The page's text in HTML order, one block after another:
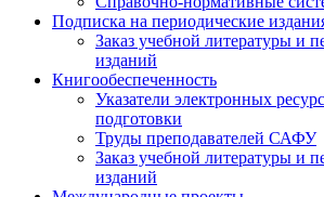
Подписка на периодические
Заказ учебной литературы и
изданий
Книгообеспеченность
Указатели электронных
подготовки
Труды преподавателей САФУ
Заказ учебной литературы и
изданий